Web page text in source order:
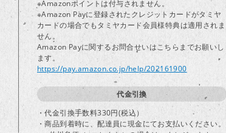
※Amazonポイントは付与されません。
※Amazon Payに登録されたクレジットカードがタミヤ
カードの場合でもタミヤカード会員様特典は適用されま
せん。
Amazon Payに関するお問合せいはこちらまでお願いし
ます。
https://pay.amazon.co.jp/help/202161900
代金引換
・代金引換手数料330円(税込）
・商品到着時に、配達員に現金にてお支払いください。